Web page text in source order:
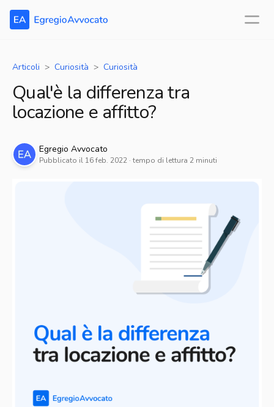
Articoli Curiosità Curiosità
Qual'è la differenza tra
locazione e affitto?
Egregio Avvocato
Pubblicato il 16 feb. 2022 · tempo di lettura 2 minuti